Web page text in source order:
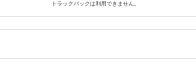
トラックバックは利用できません。